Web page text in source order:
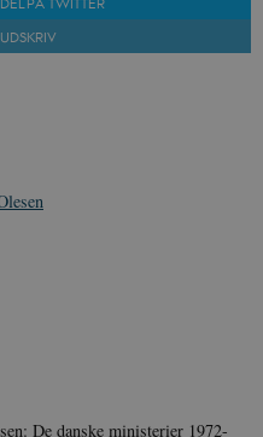
UDSKRIV
De danske ministerier 1972-